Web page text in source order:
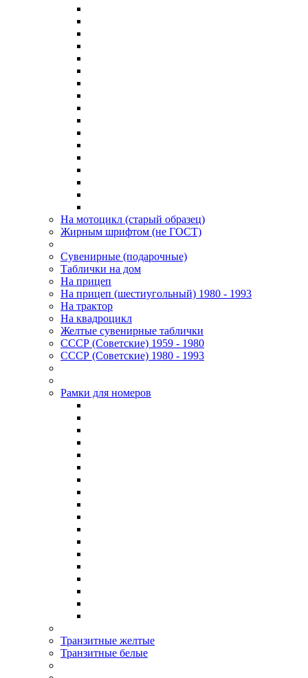
На мотоцикл (старый образец)
Жирным шрифтом (не ГОСТ)
Сувенирные (подарочные)
Таблички на дом
На прицеп
На прицеп (шестиугольный) 1980 - 1993
На трактор
На квадроцикл
Желтые сувенирные таблички
СССР (Советские) 1959 - 1980
СССР (Советские) 1980 - 1993
Рамки для номеров
Транзитные желтые
Транзитные белые